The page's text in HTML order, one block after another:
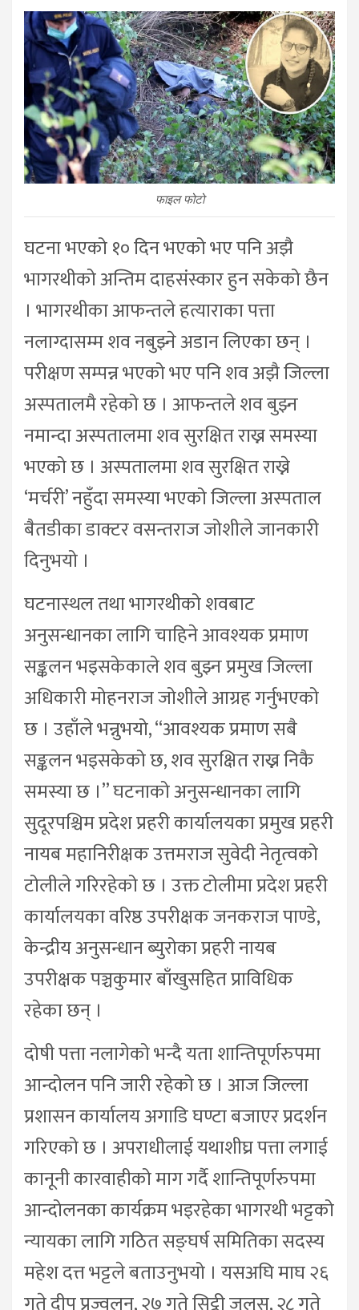
फाइल फोटो
घटना भएको १० दिन भएको भए पनि अझै
भागरथीको अन्तिम दाहसंस्कार हुन सकेको छैन
। भागरथीका आफन्तले हत्याराका पत्ता
नलाग्दासम्म शव नबुझ्ने अडान लिएका छन् ।
परीक्षण सम्पन्न भएको भए पनि शव अझै जिल्ला
अस्पतालमै रहेको छ । आफन्तले शव बुझ्न
नमान्दा अस्पतालमा शव सुरक्षित राख्न समस्या
भएको छ । अस्पतालमा शव सुरक्षित राख्ने
‘मर्चरी’ नहुँदा समस्या भएको जिल्ला अस्पताल
बैतडीका डाक्टर वसन्तराज जोशीले जानकारी
दिनुभयो ।
घटनास्थल तथा भागरथीको शवबाट
अनुसन्धानका लागि चाहिने आवश्यक प्रमाण
सङ्कलन भइसकेकाले शव बुझ्न प्रमुख जिल्ला
अधिकारी मोहनराज जोशीले आग्रह गर्नुभएको
छ । उहाँले भन्नुभयो, “आवश्यक प्रमाण सबै
सङ्कलन भइसकेको छ, शव सुरक्षित राख्न निकै
समस्या छ ।” घटनाको अनुसन्धानका लागि
सुदूरपश्चिम प्रदेश प्रहरी कार्यालयका प्रमुख प्रहरी
नायब महानिरीक्षक उत्तमराज सुवेदी नेतृत्वको
टोलीले गरिरहेको छ । उक्त टोलीमा प्रदेश प्रहरी
कार्यालयका वरिष्ठ उपरीक्षक जनकराज पाण्डे,
केन्द्रीय अनुसन्धान ब्युरोका प्रहरी नायब
उपरीक्षक पञ्चकुमार बाँखुसहित प्राविधिक
रहेका छन् ।
दोषी पत्ता नलागेको भन्दै यता शान्तिपूर्णरुपमा
आन्दोलन पनि जारी रहेको छ । आज जिल्ला
प्रशासन कार्यालय अगाडि घण्टा बजाएर प्रदर्शन
गरिएको छ । अपराधीलाई यथाशीघ्र पत्ता लगाई
कानूनी कारवाहीको माग गर्दै शान्तिपूर्णरुपमा
आन्दोलनका कार्यक्रम भइरहेका भागरथी भट्टको
न्यायका लागि गठित सङ्घर्ष समितिका सदस्य
महेश दत्त भट्टले बताउनुभयो । यसअघि माघ २६